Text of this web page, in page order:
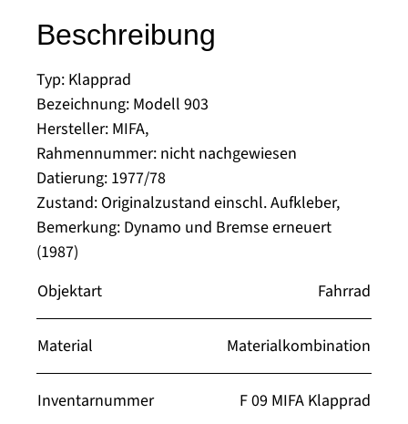
Beschreibung
Typ: Klapprad
Bezeichnung: Modell 903
Hersteller: MIFA,
Rahmennummer: nicht nachgewiesen
Datierung: 1977/78
Zustand: Originalzustand einschl. Aufkleber,
Bemerkung: Dynamo und Bremse erneuert
(1987)
Objektart
Fahrrad
Material Materialkombination
Inventarnummer F 09 MIFA Klapprad